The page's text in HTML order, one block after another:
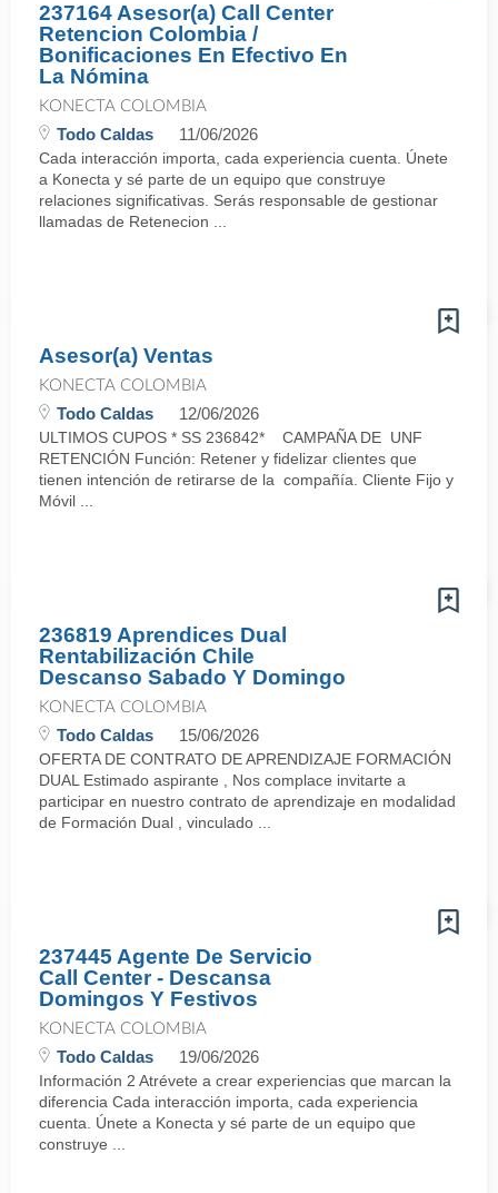
237164 Asesor(a) Call Center
Retencion Colombia /
Bonificaciones En Efectivo En
La Nómina
KONECTA COLOMBIA
Todo Caldas 11/06/2026
Cada interacción importa, cada experiencia cuenta. Únete
a Konecta y sé parte de un equipo que construye
relaciones significativas. Serás responsable de gestionar
llamadas de Retenecion ...
Asesor(a) Ventas
KONECTA COLOMBIA
Todo Caldas 12/06/2026
ULTIMOS CUPOS * SS 236842* CAMPAÑA DE UNF
RETENCIÓN Función: Retener y fidelizar clientes que
tienen intención de retirarse de la compañía. Cliente Fijo y
Móvil ...
236819 Aprendices Dual
Rentabilización Chile
Descanso Sabado Y Domingo
KONECTA COLOMBIA
Todo Caldas 15/06/2026
OFERTA DE CONTRATO DE APRENDIZAJE FORMACIÓN
DUAL Estimado aspirante , Nos complace invitarte a
participar en nuestro contrato de aprendizaje en modalidad
de Formación Dual , vinculado ...
237445 Agente De Servicio
Call Center - Descansa
Domingos Y Festivos
KONECTA COLOMBIA
Todo Caldas 19/06/2026
Información 2 Atrévete a crear experiencias que marcan la
diferencia Cada interacción importa, cada experiencia
cuenta. Únete a Konecta y sé parte de un equipo que
construye ...